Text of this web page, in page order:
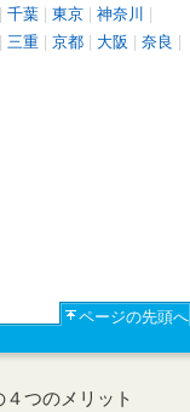
| 千葉 | 東京 | 神奈川 |
| 三重 | 京都 | 大阪 | 奈良 |
ページの先頭へ
つのメリット